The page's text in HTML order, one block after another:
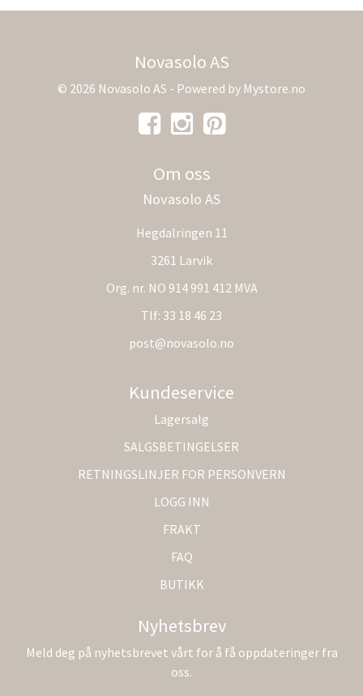
Novasolo AS
© 2026 Novasolo AS - Powered by Mystore.no
Om oss
Novasolo AS
Hegdalringen 11
3261 Larvik
Org. nr. NO 914 991 412 MVA
Tlf: 33 18 46 23
post@novasolo.no
Kundeservice
Lagersalg
SALGSBETINGELSER
RETNINGSLINJER FOR PERSONVERN
LOGG INN
FRAKT
FAQ
BUTIKK
Nyhetsbrev
Meld deg på nyhetsbrevet vårt for å få oppdateringer fra
oss.